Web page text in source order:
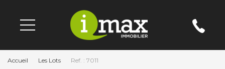
Accueil Les Lots Ref. : 7011